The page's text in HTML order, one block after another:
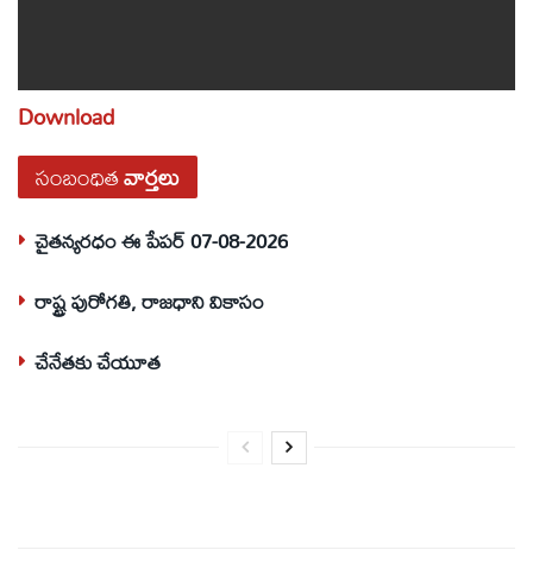
Download
సంబంధితవార్తలు
చైతన్యరధం ఈ పేపర్ 07-08-2026
రాష్ట్ర పురోగతి, రాజధాని వికాసం
చేనేతకు చేయూత